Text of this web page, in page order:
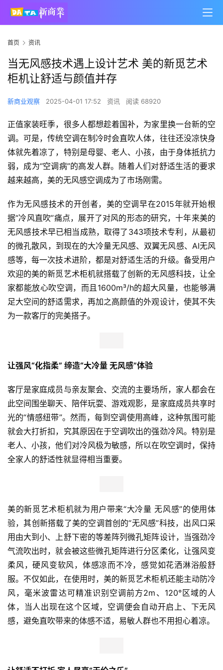
首页 资讯
当无风感技术遇上设计艺术 美的新觅艺术
柜机让舒适与颜值并存
新商业观察 2025-04-01 17:52 资讯 阅读 68920
正值家装旺季，很多人都想趁着国补，为家里换一台新的空
调。可是，传统空调在制冷时会直吹人体，往往还没凉快身
体就先着凉了，特别是母婴、老人、小孩，由于身体抵抗力
弱，成为“空调病”的高发人群。随着人们对舒适生活的要求
越来越高，美的无风感空调成为了市场刚需。
作为无风感技术的开创者，美的空调早在2015年就开始根
据“冷风直吹”痛点，展开了对风的形态的研究，十年来美的
无风感技术早已相当成熟，取得了343项技术专利，从最初
的微孔散风，到现在的大冷量无风感、双翼无风感、AI无风
感等，每一次技术进阶，都是对舒适生活的升级。备受用户
欢迎的美的新觅艺术柜机就搭载了创新的无风感科技，让全
家都能放心吹空调，而且1600m³/h的超大风量，也能够满
足大空间的舒适需求，再加之高颜值的外观设计，使其不失
为一款客厅的完美搭子。
让强风“化指柔” 缔造“大冷量 无风感”体验
客厅是家庭成员与亲友聚会、交流的主要场所，家人都会在
此空间围坐聊天、陪伴玩耍、游戏观影，是家庭成员共享时
光的“情感纽带”。然而，每到空调使用高峰，这种氛围可能
就会大打折扣，究其原因在于空调吹出的强劲冷风。特别是
老人、小孩，他们对冷风极为敏感，所以在吹空调时，保持
全家人的舒适性就显得相当重要。
美的新觅艺术柜机就为用户带来“大冷量 无风感”的使用体
验，其创新搭载了美的空调首创的“无风感”科技，出风口采
用由大到小、上舒下密的等差阵列微孔矩阵设计，当强劲冷
气流吹出时，就会被这些微孔矩阵进行分区柔化，让强风变
柔风，硬风变软风，体感凉而不冷，感觉如花洒淋浴般舒
服。不仅如此，在使用时，美的新觅艺术柜机还能主动防冷
风，毫米波雷达可精准识别空调前方2m、120°区域的人
体，当人出现在这个区域，空调便会自动开启上、下无风
感，避免直吹带来的体感不适，易敏人群也不用担心着凉。